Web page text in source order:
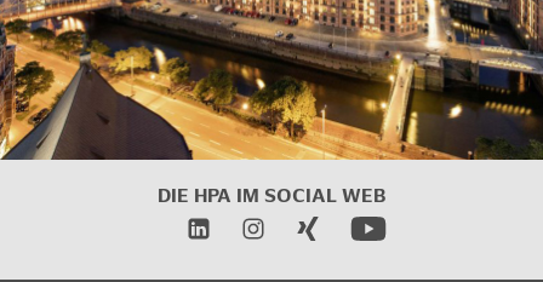
DIE HPA IM SOCIAL WEB